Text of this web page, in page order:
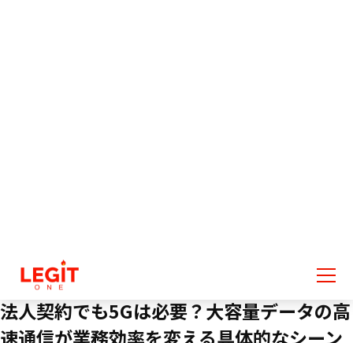
法人契約でも5Gは必要？大容量データの高
速通信が業務効率を変える具体的なシーン